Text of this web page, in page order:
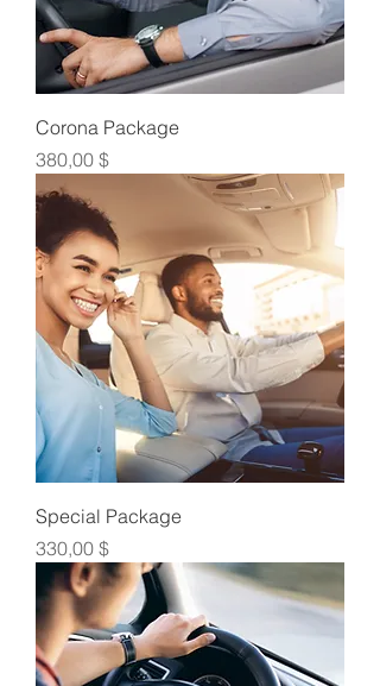
Corona Package
Τιμή
380,00 $
Special Package
Τιμή
330,00 $